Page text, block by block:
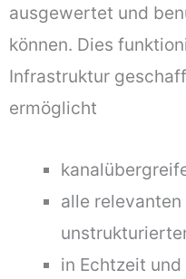
ausgewertet und
können. Dies
Infrastruktur
ermöglicht
alle
in Echtzeit